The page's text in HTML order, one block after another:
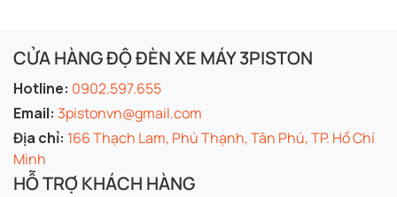
CỬA HÀNG ĐỘ ĐÈN XE MÁY 3PISTON
Hotline: 0902.597.655
Email: 3pistonvn@gmail.com
Địa chỉ: 166 Thạch Lam, Phú Thạnh, Tân Phú, TP. Hồ Chí
Minh
HỖ TRỢ KHÁCH HÀNG